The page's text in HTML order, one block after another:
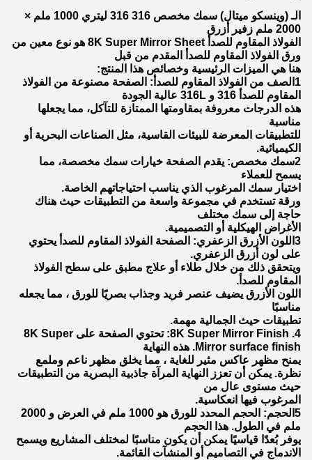
الـ (وينسكو ميتال) سمك مخصص 316 316 ليتري 1000 ملم ×
2000 ملم زفير أزرق
الفولاذ المقاوم للصدأ 8K Super Mirror Sheet هو نوع معين من
ورق الفولاذ المقاوم للصدأ المقدم من قبل
هنا هي الميزات الرئيسية وخصائص هذا المنتج:
1الصف من الفولاذ المقاوم للصدأ: الصفحة مصنوعة من الفولاذ
المقاوم للصدأ 316 و 316L عالية الجودة
هذه الدرجات معروفة بمقاومتها الممتازة للتآكل، مما يجعلها
مناسبة
للتطبيقات المعرضة للبيئات القاسية، مثل الصناعات البحرية أو
الكيميائية.
2سمك مخصص: يقدم الصفحة خيارات سمك مخصصة، مما
يسمح للعملاء
اختيار سمك المرغوب الذي يناسب احتياجاتهم الخاصة.
ورقة تستخدم في مجموعة واسعة من التطبيقات حيث هناك
حاجة إلى سمك مختلف
الأغراض الهيكلية أو التصميمية.
3اللون الأزرق الزعفري: الصفحة الفولاذ المقاوم للصدأ يحتوي
على لون أزرق الزعفري.
ويتحقق ذلك من خلال طلاء أو علاج مطبق على سطح الفولاذ
المقاوم للصدأ.
اللون الأزرق يضيف عنصر فريد وجذاب بصريًا للورق ، مما يجعله
مناسبًا
تطبيقات حيث الجمالية مهمة.
4. 8K Super Mirror Finish: تحتوي الصفحة على 8K Super
Mirror surface finish. هذه النهاية
يمنح مظهر عاكس مثير للغاية ، مما يخلق مظهر ناعم وملمع
نظرة. يمكن أن تعزز النهاية المرآة جاذبية البصرية من التطبيقات
حيث مستوى عال من
المرغوب فيها انعكاسية.
5الحجم: الحجم المحدد للورق هو 1000 ملم في العرض و 2000
ملم في الطول. هذا الحجم
يوفر بُعدًا قياسيًا يمكن أن يكون مناسبًا لمختلف المشاريع ويسمح
الاندماج في التصاميم أو المنشآت القائمة.